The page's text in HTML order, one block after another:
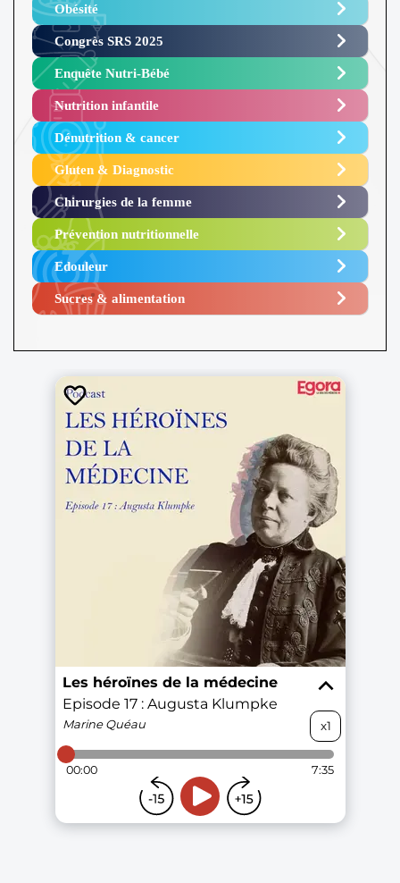
Obésité ​
Congrès SRS 2025 ​
Enquête Nutri-Bébé ​
Nutrition infantile
Dénutrition & cancer
Gluten & Diagnostic
Chirurgies de la femme
Prévention nutritionnelle
Edouleur​
Sucres & alimentation​